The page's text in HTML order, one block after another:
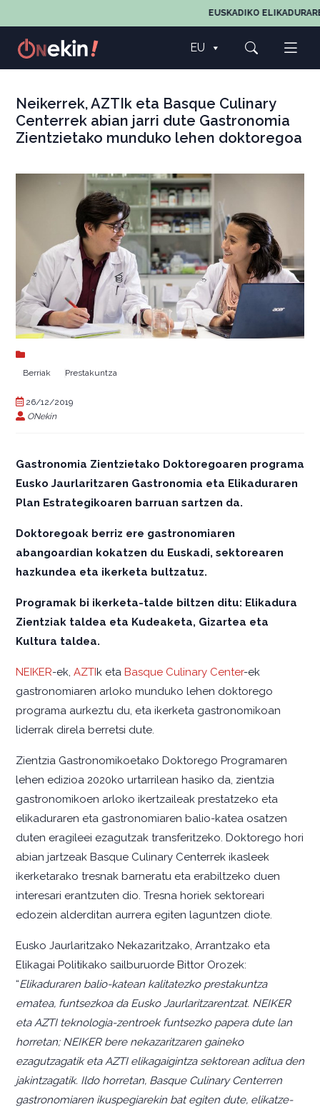
EUSKADIKO
EU
Neikerrek, AZTIk eta Basque Culinary
Centerrek abian jarri dute Gastronomia
Zientzietako munduko lehen doktoregoa
Berriak Prestakuntza
26/12/2019
ONekin
Gastronomia Zientzietako Doktoregoaren programa
Eusko Jaurlaritzaren Gastronomia eta Elikaduraren
Plan Estrategikoaren barruan sartzen da.
Doktoregoak berriz ere gastronomiaren
abangoardian kokatzen du Euskadi, sektorearen
hazkundea eta ikerketa bultzatuz.
Programak bi ikerketa-talde biltzen ditu: Elikadura
Zientziak taldea eta Kudeaketa, Gizartea eta
Kultura taldea.
NEIKER-ek, AZTIk eta Basque Culinary Center-ek
gastronomiaren arloko munduko lehen doktorego
programa aurkeztu du, eta ikerketa gastronomikoan
liderrak direla berretsi dute.
Zientzia Gastronomikoetako Doktorego Programaren
lehen edizioa 2020ko urtarrilean hasiko da, zientzia
gastronomikoen arloko ikertzaileak prestatzeko eta
elikaduraren eta gastronomiaren balio-katea osatzen
duten eragileei ezagutzak transferitzeko. Doktorego hori
abian jartzeak Basque Culinary Centerrek ikasleek
ikerketarako tresnak barneratu eta erabiltzeko duen
interesari erantzuten dio. Tresna horiek sektoreari
edozein alderditan aurrera egiten laguntzen diote.
Eusko Jaurlaritzako Nekazaritzako, Arrantzako eta
Elikagai Politikako sailburuorde Bittor Orozek:
“Elikaduraren balio-katean kalitatezko prestakuntza
ematea, funtsezkoa da Eusko Jaurlaritzarentzat. NEIKER
eta AZTI teknologia-zentroek funtsezko papera dute lan
horretan; NEIKER bere nekazaritzaren gaineko
ezagutzagatik eta AZTI elikagaigintza sektorean aditua den
jakintzagatik. Ildo horretan, Basque Culinary Centerren
gastronomiaren ikuspegiarekin bat egiten dute, elikatze-